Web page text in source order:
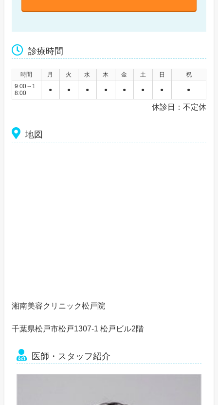
診療時間
時間 月 火 水 木 金 土 日
祝
9:00～1
8:00
● ● ● ● ● ● ● ●
休診日：不定休
地図
湘南美容クリニック松戸院
千葉県松戸市松戸1307-1 松戸ビル2階
医師・スタッフ紹介